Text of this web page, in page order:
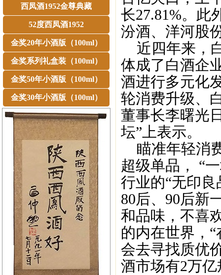
西凤酒1952金尊典藏
52度西凤酒1952
金奖20年小酒版（100ml）
金奖系列礼盒装（100ml）
金奖50年小酒版（100ml）
金奖30年小酒版（100ml）
长27.81%。此
汾酒、洋河股
近四年来，
体成了白酒企
酒进行多元化
轮消费升级、
董事长李曙光
坛”上表示。
瞄准年轻消
超级单品， “
行业的“无印
80后、90后新
和品味，不喜
的内在世界，
会去寻找质优
酒市场有2万